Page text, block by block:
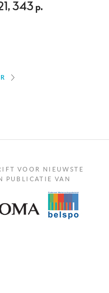
343 p.
VOOR NIEUWSTE
PUBLICATIE VAN